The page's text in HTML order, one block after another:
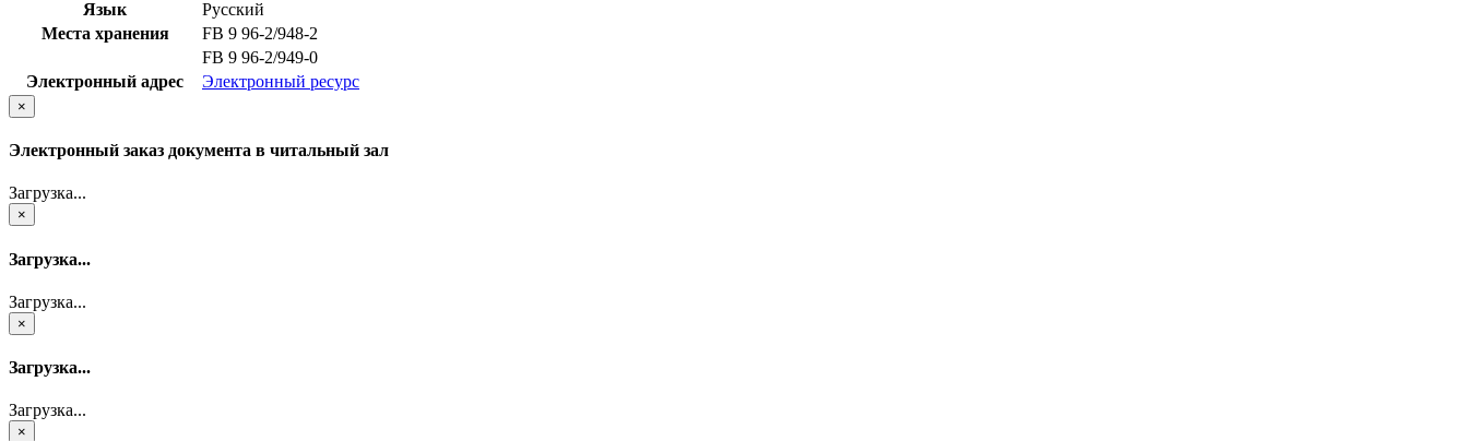
Язык
Русский
Места хранения
FB 9 96-2/948-2
FB 9 96-2/949-0
Электронный адрес
Электронный ресурс
×
Электронный заказ документа в читальный зал
Загрузка...
×
Загрузка...
Загрузка...
×
Загрузка...
Загрузка...
×